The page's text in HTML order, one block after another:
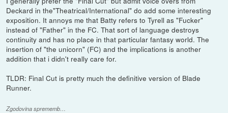
Deckard in the"Theatrical/International" do add some interesting
exposition. It annoys me that Batty refers to Tyrell as "Fucker"
instead of "Father" in the FC. That sort of language destroys
continuity and has no place in that particular fantasy world. The
insertion of "the unicorn" (FC) and the implications is another
addition that i didn't really care for.
TLDR: Final Cut is pretty much the definitive version of Blade
Runner.
Zgodovina sprememb…